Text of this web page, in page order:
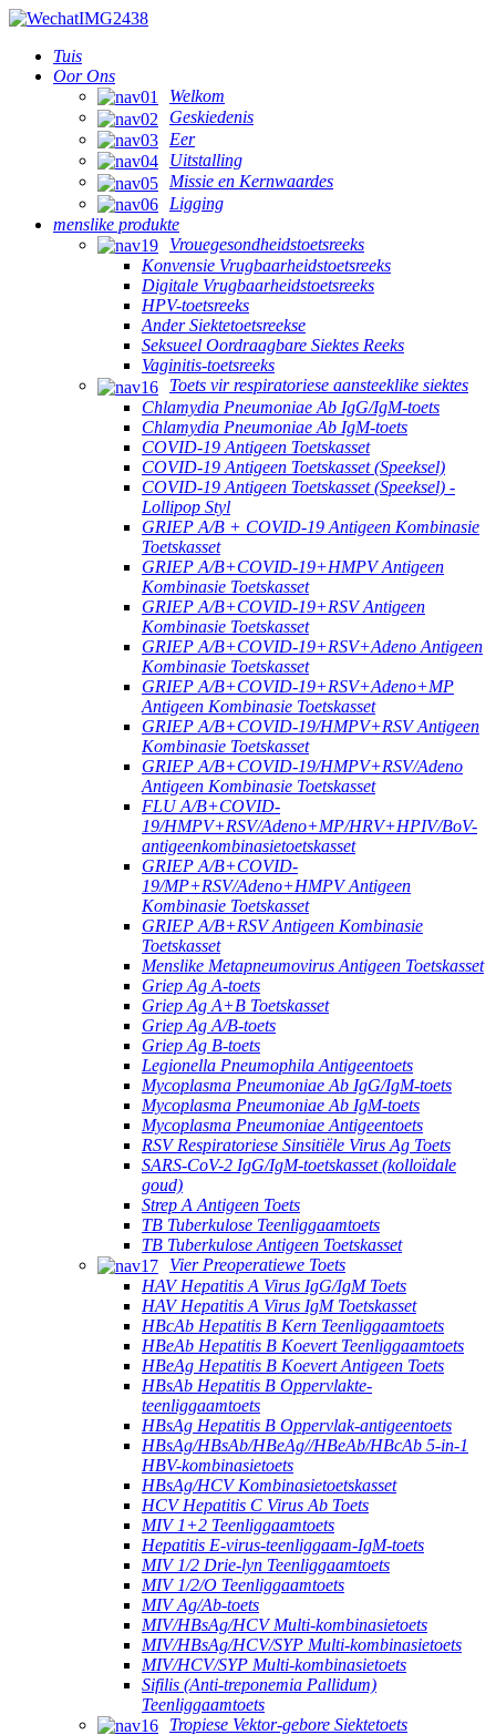
Tuis
Oor Ons
Welkom
Geskiedenis
Eer
Uitstalling
Missie en Kernwaardes
Ligging
menslike produkte
Vrouegesondheidstoetsreeks
Konvensie Vrugbaarheidstoetsreeks
Digitale Vrugbaarheidstoetsreeks
HPV-toetsreeks
Ander Siektetoetsreekse
Seksueel Oordraagbare Siektes Reeks
Vaginitis-toetsreeks
Toets vir respiratoriese aansteeklike siektes
Chlamydia Pneumoniae Ab IgG/IgM-toets
Chlamydia Pneumoniae Ab IgM-toets
COVID-19 Antigeen Toetskasset
COVID-19 Antigeen Toetskasset (Speeksel)
COVID-19 Antigeen Toetskasset (Speeksel) -
Lollipop Styl
GRIEP A/B + COVID-19 Antigeen Kombinasie
Toetskasset
GRIEP A/B+COVID-19+HMPV Antigeen
Kombinasie Toetskasset
GRIEP A/B+COVID-19+RSV Antigeen
Kombinasie Toetskasset
GRIEP A/B+COVID-19+RSV+Adeno Antigeen
Kombinasie Toetskasset
GRIEP A/B+COVID-19+RSV+Adeno+MP
Antigeen Kombinasie Toetskasset
GRIEP A/B+COVID-19/HMPV+RSV Antigeen
Kombinasie Toetskasset
GRIEP A/B+COVID-19/HMPV+RSV/Adeno
Antigeen Kombinasie Toetskasset
FLU A/B+COVID-
19/HMPV+RSV/Adeno+MP/HRV+HPIV/BoV-
antigeenkombinasietoetskasset
GRIEP A/B+COVID-
19/MP+RSV/Adeno+HMPV Antigeen
Kombinasie Toetskasset
GRIEP A/B+RSV Antigeen Kombinasie
Toetskasset
Menslike Metapneumovirus Antigeen Toetskasset
Griep Ag A-toets
Griep Ag A+B Toetskasset
Griep Ag A/B-toets
Griep Ag B-toets
Legionella Pneumophila Antigeentoets
Mycoplasma Pneumoniae Ab IgG/IgM-toets
Mycoplasma Pneumoniae Ab IgM-toets
Mycoplasma Pneumoniae Antigeentoets
RSV Respiratoriese Sinsitiële Virus Ag Toets
SARS-CoV-2 IgG/IgM-toetskasset (kolloïdale
goud)
Strep A Antigeen Toets
TB Tuberkulose Teenliggaamtoets
TB Tuberkulose Antigeen Toetskasset
Vier Preoperatiewe Toets
HAV Hepatitis A Virus IgG/IgM Toets
HAV Hepatitis A Virus IgM Toetskasset
HBcAb Hepatitis B Kern Teenliggaamtoets
HBeAb Hepatitis B Koevert Teenliggaamtoets
HBeAg Hepatitis B Koevert Antigeen Toets
HBsAb Hepatitis B Oppervlakte-
teenliggaamtoets
HBsAg Hepatitis B Oppervlak-antigeentoets
HBsAg/HBsAb/HBeAg//HBeAb/HBcAb 5-in-1
HBV-kombinasietoets
HBsAg/HCV Kombinasietoetskasset
HCV Hepatitis C Virus Ab Toets
MIV 1+2 Teenliggaamtoets
Hepatitis E-virus-teenliggaam-IgM-toets
MIV 1/2 Drie-lyn Teenliggaamtoets
MIV 1/2/O Teenliggaamtoets
MIV Ag/Ab-toets
MIV/HBsAg/HCV Multi-kombinasietoets
MIV/HBsAg/HCV/SYP Multi-kombinasietoets
MIV/HCV/SYP Multi-kombinasietoets
Sifilis (Anti-treponemia Pallidum)
Teenliggaamtoets
Tropiese Vektor-gebore Siektetoets